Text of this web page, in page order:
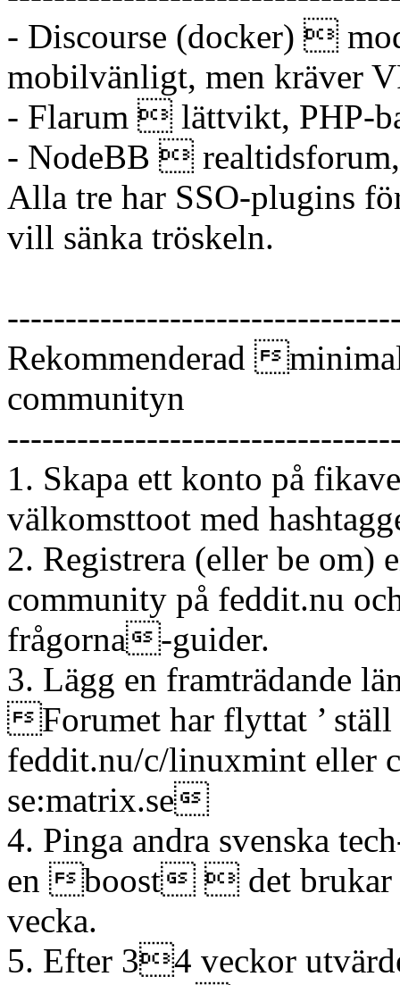
- Discourse (docker) 
mobilvänligt, men kräver
- Flarum  lättvikt, PHP-
- NodeBB 
Alla tre har SSO-plugins
vill sänka tröskeln.
Rekommenderad
communityn
1. Skapa ett konto på
välkomsttoot med
2. Registrera (eller be
community på feddit.nu
frågorna-guider.
3. Lägg en framträdande
Forumet har flyttat ’ ställ
feddit.nu/c/linuxmint eller
se:matrix.se
4. Pinga andra svenska
en boost  det brukar
vecka.
5. Efter 34 veckor